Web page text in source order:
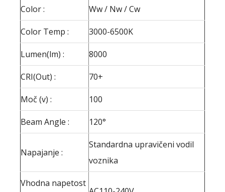
Color : Ww / Nw / Cw
Color Temp : 3000-6500K
Lumen(lm) : 8000
CRI(Out) : 70+
Moč (v) : 100
Beam Angle : 120°
Napajanje :
Standardna upravičeni vodil
voznika
Vhodna napetost